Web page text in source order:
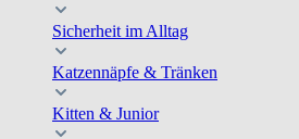
Sicherheit im Alltag
Katzennäpfe & Tränken
Kitten & Junior